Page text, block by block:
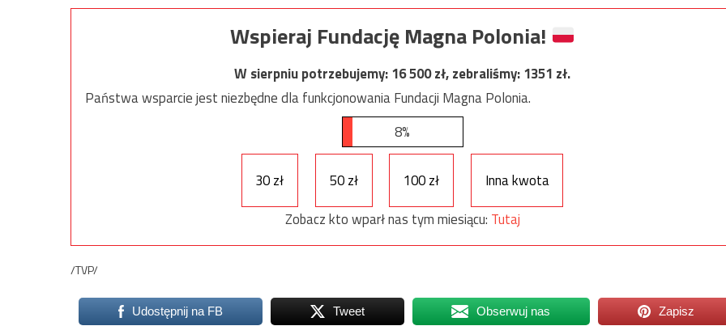
Wspieraj Fundację Magna Polonia!
W sierpniu potrzebujemy:16 500zł, zebraliśmy:1351 zł.
Państwa wsparcie jest niezbędne dla funkcjonowania Fundacji Magna Polonia.
8%
30 zł 50 zł 100 zł
Inna kwota
Zobacz kto wparł nas tym miesiącu: Tutaj
/TVP/
Udostępnij na FB Tweet Obserwuj nas Zapisz